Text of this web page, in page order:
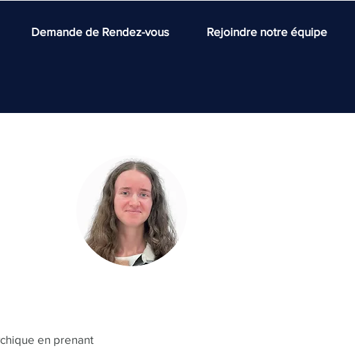
Demande de Rendez-vous Rejoindre notre équipe
en prenant